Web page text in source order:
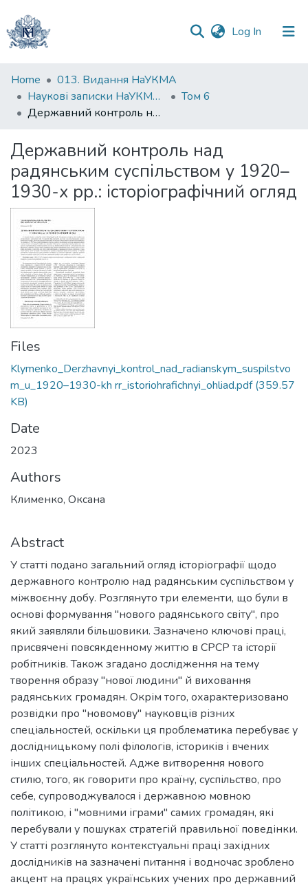
Log In (current)
Communities
&
Collections
Statistics
Home
013. Видання НаУКМА
Наукові записки НаУКМА. Історичні науки
Том 6
Державний контроль над радянським суспільством у 1920–1930-х рр.: історіографічний огляд
Державний контроль над
радянським суспільством у 1920–
1930-х рр.: історіографічний огляд
Files
Klymenko_Derzhavnyi_kontrol_nad_radianskym_suspilstvo
m_u_1920–1930-kh rr_istoriohrafichnyi_ohliad.pdf(359.57
KB)
Date
2023
Authors
Клименко, Оксана
Abstract
У статті подано загальний огляд історіографії щодо
державного контролю над радянським суспільством у
міжвоєнну добу. Розглянуто три елементи, що були в
основі формування "нового радянського світу", про
який заявляли більшовики. Зазначено ключові праці,
присвячені повсякденному життю в СРСР та історії
робітників. Також згадано дослідження на тему
творення образу "нової людини" й виховання
радянських громадян. Окрім того, охарактеризовано
розвідки про "новомову" науковців різних
спеціальностей, оскільки ця проблематика перебуває у
дослідницькому полі філологів, істориків і вчених
інших спеціальностей. Адже витворення нового
стилю, того, як говорити про країну, суспільство, про
себе, супроводжувалося і державною мовною
політикою, і "мовними іграми" самих громадян, які
перебували у пошуках стратегій правильної поведінки.
У статті розглянуто контекстуальні праці західних
дослідників на зазначені питання і водночас зроблено
акцент на працях українських учених про державний